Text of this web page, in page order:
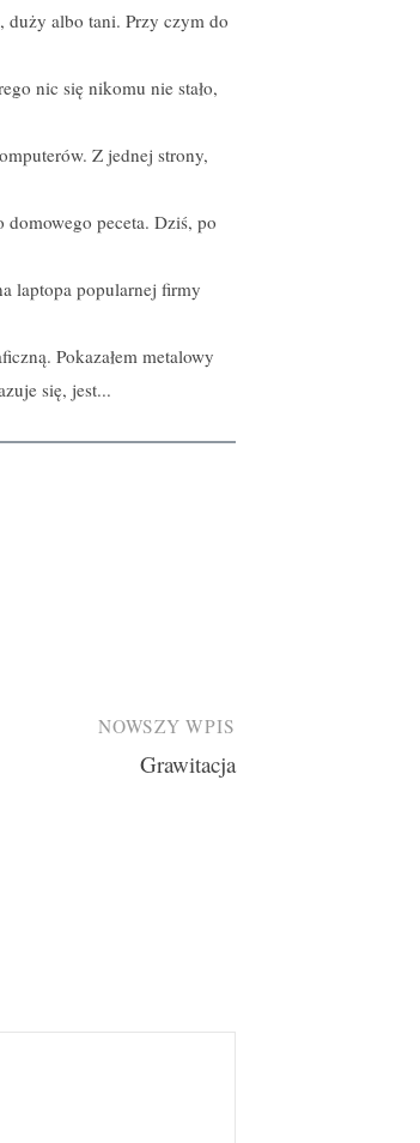
albo tani. Przy czym do
nic się nikomu nie stało,
Z jednej strony,
domowego peceta. Dziś, po
laptopa popularnej firmy
Pokazałem metalowy
się, jest...
NOWSZY WPIS
Grawitacja